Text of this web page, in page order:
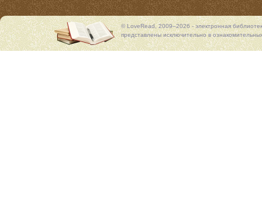
© LoveRead, 2009–2026 - электронная
представлены исключительно в